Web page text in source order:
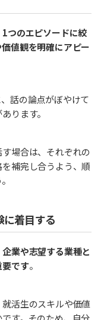
1つのエピソードに絞
値観を明確にアピー
話の論点がぼやけて
ります。
場合は、それぞれの
補完し合うよう、順
着目する
企業や志望する業種と
です。
活生のスキルや価値